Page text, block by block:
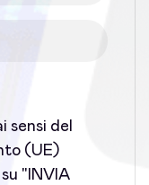
sensi del
(UE)
"INVIA